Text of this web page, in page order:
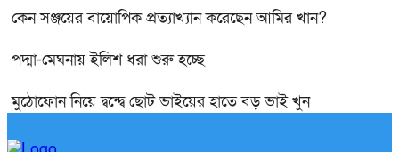
কেন সঞ্জয়ের বায়োপিক প্রত্যাখ্যান করেছেন আমির খান?
পদ্মা-মেঘনায় ইলিশ ধরা শুরু হচ্ছে
মুঠোফোন নিয়ে দ্বন্দ্বে ছোট ভাইয়ের হাতে বড় ভাই খুন